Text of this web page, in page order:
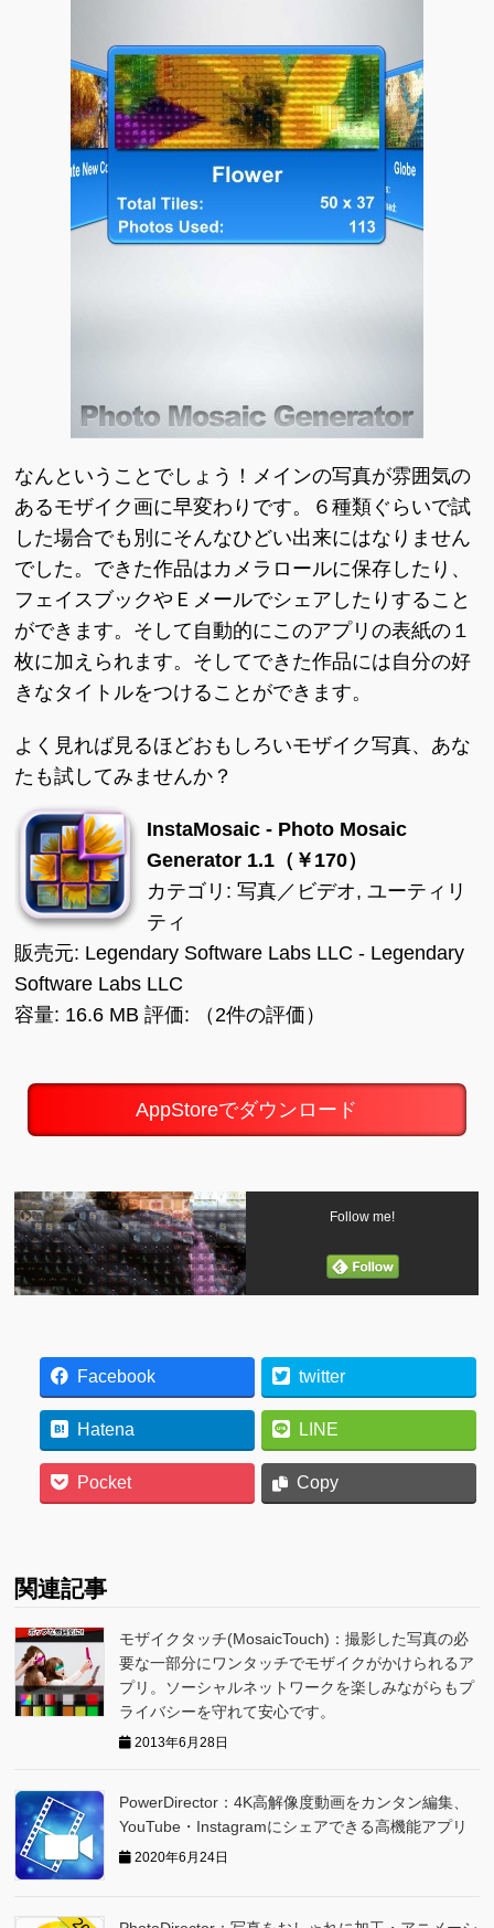
なんということでしょう！メインの写真が雰囲気の
あるモザイク画に早変わりです。６種類ぐらいで試
した場合でも別にそんなひどい出来にはなりません
でした。できた作品はカメラロールに保存したり、
フェイスブックやＥメールでシェアしたりすること
ができます。そして自動的にこのアプリの表紙の１
枚に加えられます。そしてできた作品には自分の好
きなタイトルをつけることができます。
よく見れば見るほどおもしろいモザイク写真、あな
たも試してみませんか？
InstaMosaic - Photo Mosaic
Generator 1.1（￥170）
カテゴリ: 写真／ビデオ, ユーティリ
ティ
販売元: Legendary Software Labs LLC - Legendary
Software Labs LLC
容量: 16.6 MB 評価: （2件の評価）
AppStoreでダウンロード
Follow me!
Facebook twitter
Hatena LINE
Pocket Copy
関連記事
モザイクタッチ(MosaicTouch)：撮影した写真の必
要な一部分にワンタッチでモザイクがかけられるア
プリ。ソーシャルネットワークを楽しみながらもプ
ライバシーを守れて安心です。
2013年6月28日
PowerDirector：4K高解像度動画をカンタン編集、
YouTube・Instagramにシェアできる高機能アプリ
2020年6月24日